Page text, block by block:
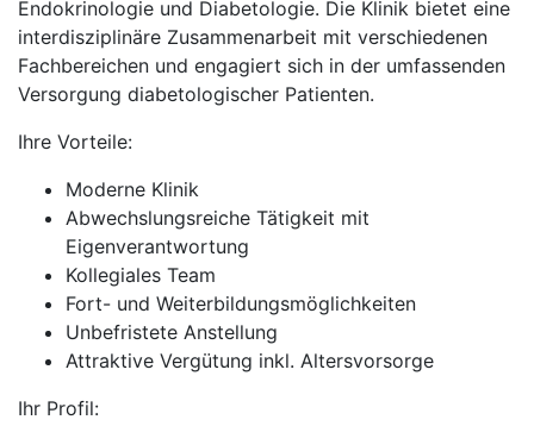
Endokrinologie und Diabetologie. Die Klinik bietet eine
interdisziplinäre Zusammenarbeit mit verschiedenen
Fachbereichen und engagiert sich in der umfassenden
Versorgung diabetologischer Patienten.
Ihre Vorteile:
Moderne Klinik
Abwechslungsreiche Tätigkeit mit
Eigenverantwortung
Kollegiales Team
Fort- und Weiterbildungsmöglichkeiten
Unbefristete Anstellung
Attraktive Vergütung inkl. Altersvorsorge
Ihr Profil: